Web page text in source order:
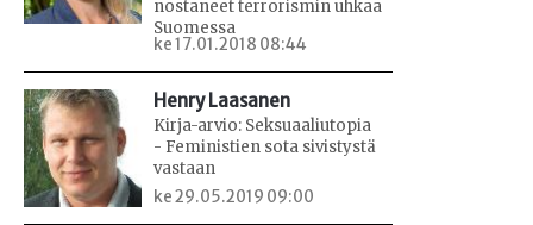
nostaneet terrorismin uhkaa
Suomessa
ke 17.01.2018 08:44
Henry Laasanen
Kirja-arvio: Seksuaaliutopia
- Feministien sota sivistystä
vastaan
ke 29.05.2019 09:00